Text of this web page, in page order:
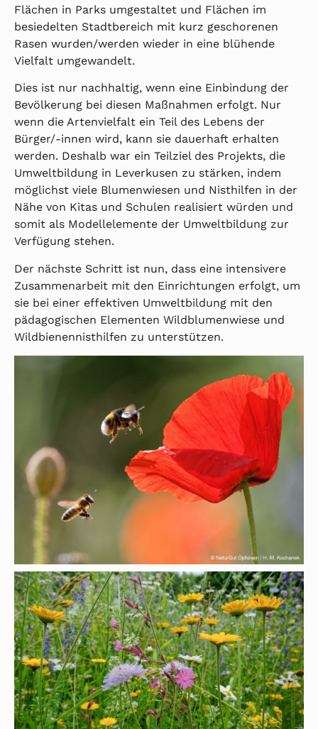
Flächen in Parks umgestaltet und Flächen im
besiedelten Stadtbereich mit kurz geschorenen
Rasen wurden/werden wieder in eine blühende
Vielfalt umgewandelt.
Dies ist nur nachhaltig, wenn eine Einbindung der
Bevölkerung bei diesen Maßnahmen erfolgt. Nur
wenn die Artenvielfalt ein Teil des Lebens der
Bürger/-innen wird, kann sie dauerhaft erhalten
werden. Deshalb war ein Teilziel des Projekts, die
Umweltbildung in Leverkusen zu stärken, indem
möglichst viele Blumenwiesen und Nisthilfen in der
Nähe von Kitas und Schulen realisiert würden und
somit als Modellelemente der Umweltbildung zur
Verfügung stehen.
Der nächste Schritt ist nun, dass eine intensivere
Zusammenarbeit mit den Einrichtungen erfolgt, um
sie bei einer effektiven Umweltbildung mit den
pädagogischen Elementen Wildblumenwiese und
Wildbienennisthilfen zu unterstützen.